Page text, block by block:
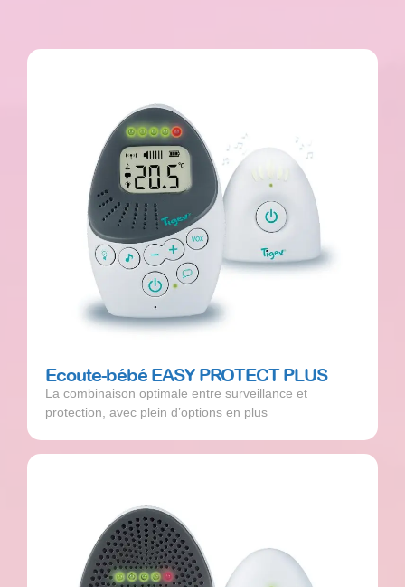
Ecoute-bébé EASY PROTECT PLUS
La combinaison optimale entre surveillance et
protection, avec plein d’options en plus